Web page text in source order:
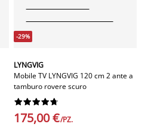
-29%
LYNGVIG
Mobile TV LYNGVIG 120 cm 2 ante a
tamburo rovere scuro






175,00 €/PZ.